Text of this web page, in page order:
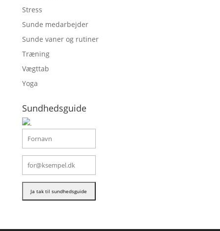
Stress
Sunde medarbejder
Sunde vaner og rutiner
Træning
Vægttab
Yoga
Sundhedsguide